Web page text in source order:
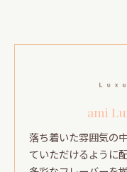
ami
落ち着いた雰囲気の
ていただけるように